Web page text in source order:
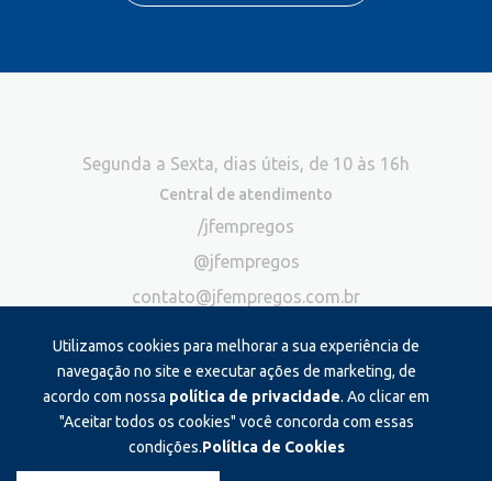
Utilizamos cookies para melhorar a sua experiência de
navegação no site e executar ações de marketing, de
acordo com nossa política de privacidade. Ao clicar em
"Aceitar todos os cookies" você concorda com essas
condições.Política de Cookies
Segunda a Sexta, dias úteis, de 10 às 16h
Central de atendimento
/jfempregos
@jfempregos
contato@jfempregos.com.br
Publicidade
*Exclusivo para atendimento via chat. Não atendemos ligações neste
canal
Produzido e administrado por: